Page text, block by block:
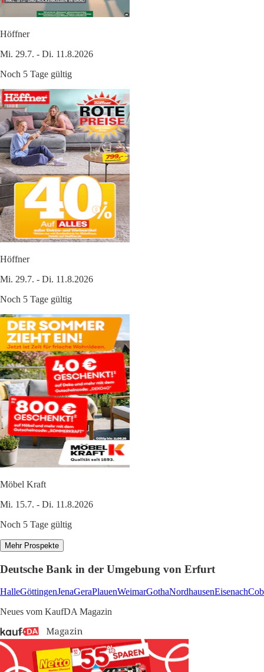
Höffner
Mi. 29.7. - Di. 11.8.2026
Noch 5 Tage gültig
Höffner
Mi. 29.7. - Di. 11.8.2026
Noch 5 Tage gültig
Möbel Kraft
Mi. 15.7. - Di. 11.8.2026
Noch 5 Tage gültig
Mehr Prospekte
Deutsche Bank in der Umgebung von Erfurt
HalleGöttingenJenaGeraPlauenWeimarGothaNordhausenEisenach
Neues vom KaufDA Magazin